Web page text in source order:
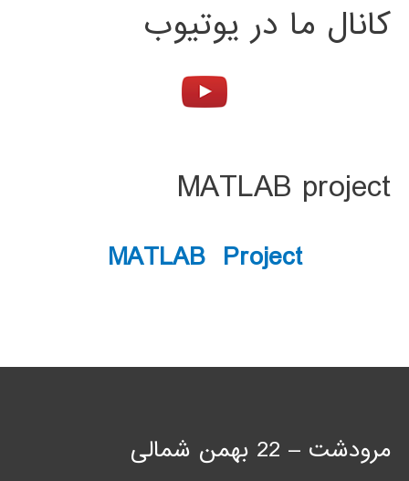
کانال ما در یوتیوب
MATLAB project
MATLAB Project
مرودشت – 22 بهمن شمالی